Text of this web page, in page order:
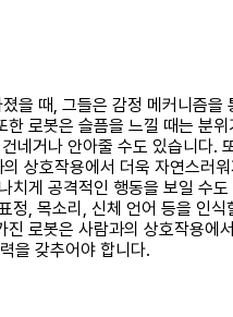
을 때, 그들은 감정 메커니즘
로봇은 슬픔을 느낄 때는 분
네거나 안아줄 수도 있습니다
상호작용에서 더욱 자연스
게 공격적인 행동을 보일 수
, 목소리, 신체 언어 등을 인
로봇은 사람과의 상호작용
을 갖추어야 합니다.